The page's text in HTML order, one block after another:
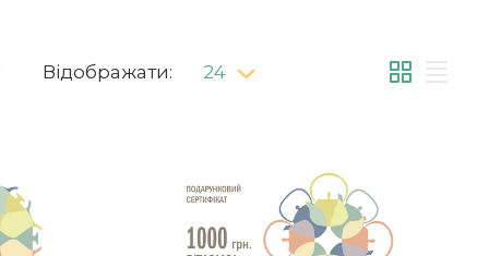
Відображати: 24